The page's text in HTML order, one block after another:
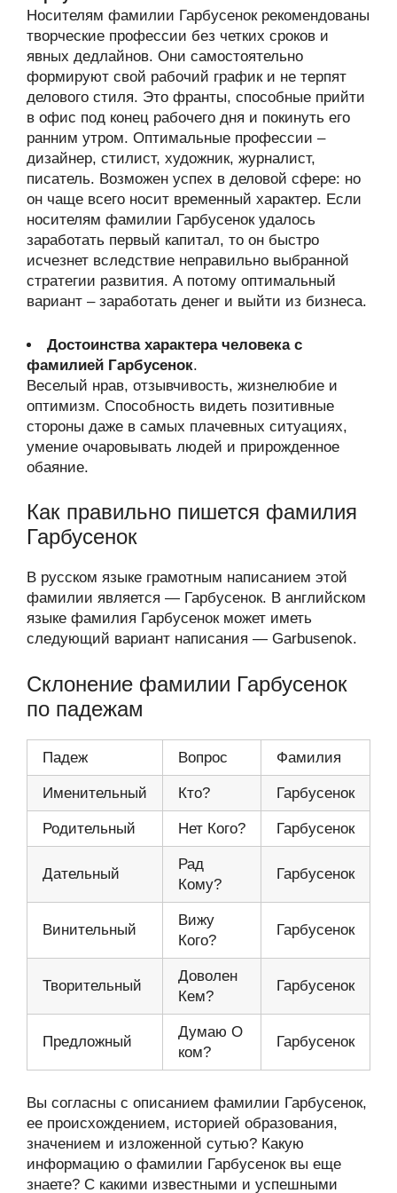
Носителям фамилии Гарбусенок рекомендованы
творческие профессии без четких сроков и
явных дедлайнов. Они самостоятельно
формируют свой рабочий график и не терпят
делового стиля. Это франты, способные прийти
в офис под конец рабочего дня и покинуть его
ранним утром. Оптимальные профессии –
дизайнер, стилист, художник, журналист,
писатель. Возможен успех в деловой сфере: но
он чаще всего носит временный характер. Если
носителям фамилии Гарбусенок удалось
заработать первый капитал, то он быстро
исчезнет вследствие неправильно выбранной
стратегии развития. А потому оптимальный
вариант – заработать денег и выйти из бизнеса.
Достоинства характера человека с
фамилией Гарбусенок.
Веселый нрав, отзывчивость, жизнелюбие и
оптимизм. Способность видеть позитивные
стороны даже в самых плачевных ситуациях,
умение очаровывать людей и прирожденное
обаяние.
Как правильно пишется фамилия
Гарбусенок
В русском языке грамотным написанием этой
фамилии является — Гарбусенок. В английском
языке фамилия Гарбусенок может иметь
следующий вариант написания — Garbusenok.
Склонение фамилии Гарбусенок
по падежам
Падеж Вопрос Фамилия
Именительный Кто? Гарбусенок
Родительный Нет Кого? Гарбусенок
Дательный
Рад
Кому?
Гарбусенок
Винительный
Вижу
Кого?
Гарбусенок
Творительный
Доволен
Кем?
Гарбусенок
Предложный
Думаю О
ком?
Гарбусенок
Вы согласны с описанием фамилии Гарбусенок,
ее происхождением, историей образования,
значением и изложенной сутью? Какую
информацию о фамилии Гарбусенок вы еще
знаете? С какими известными и успешными